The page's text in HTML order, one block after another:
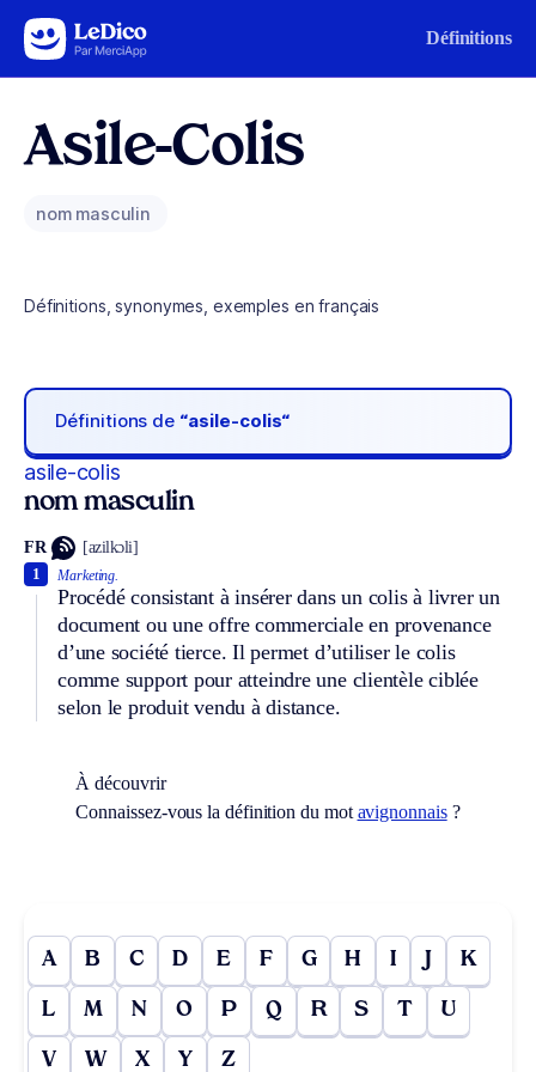
Aller au contenu Définitions
Asile-Colis
nom masculin
Définitions, synonymes, exemples en français
Définitions de “asile-colis“
asile-colis
nom masculin
FR [azilkɔli]
Marketing.
Procédé consistant à insérer dans un colis à livrer un
document ou une offre commerciale en provenance
d’une société tierce. Il permet d’utiliser le colis
comme support pour atteindre une clientèle ciblée
selon le produit vendu à distance.
1
À découvrir
Connaissez-vous la définition du mot avignonnais?
A B C D E F G H I J K
L M N O P Q R S T U
V W X Y Z